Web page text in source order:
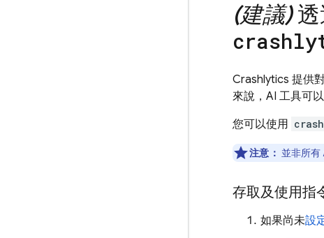
(建議)透
Crashlytics 提供
來說，AI 工具可
您可以使用
注意： 並非所有
存取及使用指
如果尚未設